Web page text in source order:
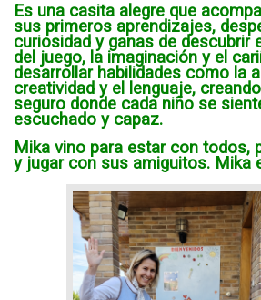
Es una casita alegre que
sus primeros aprendizajes,
curiosidad y ganas de descubrir
del juego, la imaginación y el
desarrollar habilidades como la
creatividad y el lenguaje,
seguro donde cada niño se
escuchado y capaz.
Mika vino para estar con todos,
y jugar con sus amiguitos. Mika